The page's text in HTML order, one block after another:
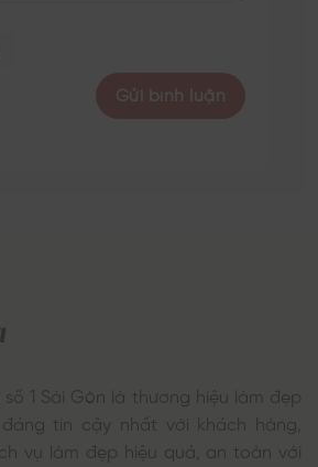
1 Sài Gòn là thương hiệu làm đẹp
tin cậy nhất với khách hàng,
vụ làm đẹp hiệu quả, an toàn với